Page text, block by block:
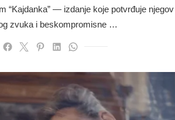
“Kajdanka” — izdanje koje potvrđuje njegov
zvuka i beskompromisne …